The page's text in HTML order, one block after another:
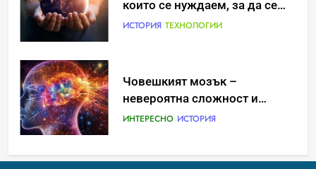
които се нуждаем, за да се
борим с глобалното
ИСТОРИЯ ТЕХНОЛОГИИ
Човешкият мозък –
невероятна сложност и
възможност
ИНТЕРЕСНО ИСТОРИЯ
ИСТОРИЯ
Забаба
ИСТОРИЯ